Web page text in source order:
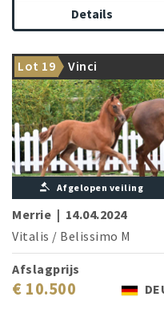
Details
Lot 19 Vinci
Closely related to champion
stallion and Bundeschampion
Fynch Hatton
Afgelopen veiling
Merrie | 14.04.2024
Vitalis / Belissimo M
Afslagprijs
€ 10.500